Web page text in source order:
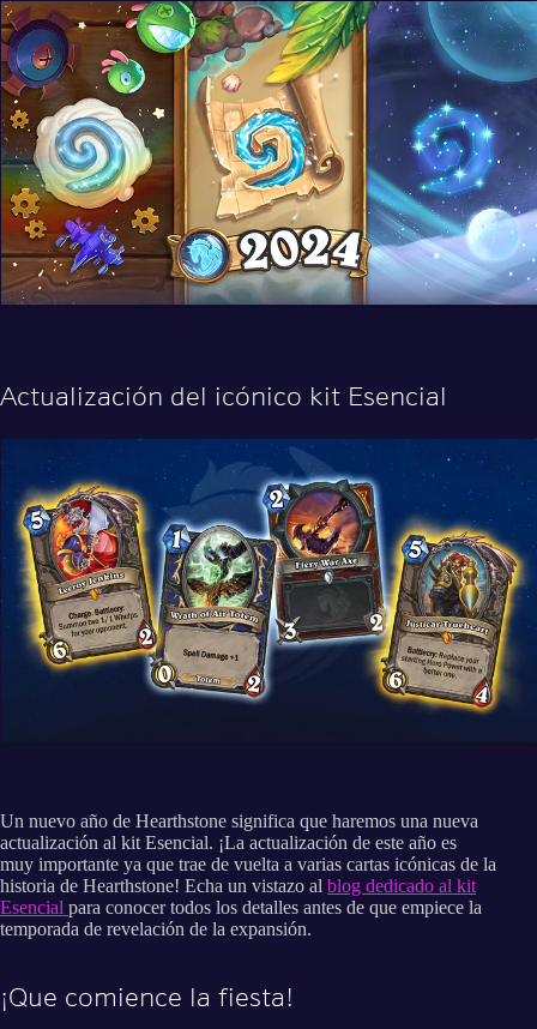
Actualización del icónico kit Esencial
Un nuevo año de Hearthstone significa que haremos una nueva
actualización al kit Esencial. ¡La actualización de este año es
muy importante ya que trae de vuelta a varias cartas icónicas de la
historia de Hearthstone! Echa un vistazo al blog dedicado al kit
Esencial para conocer todos los detalles antes de que empiece la
temporada de revelación de la expansión.
¡Que comience la fiesta!